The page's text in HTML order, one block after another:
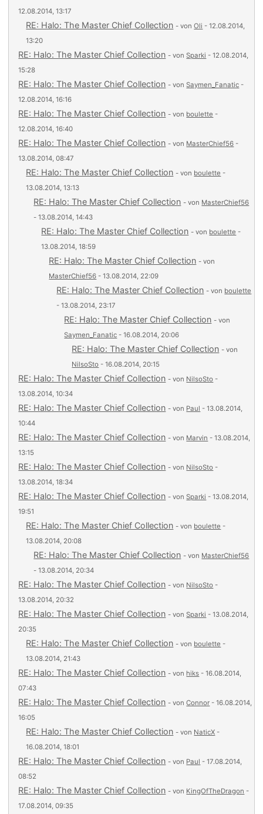
12.08.2014, 13:17
RE: Halo: The Master Chief Collection - vonOli - 12.08.2014,
13:20
RE: Halo: The Master Chief Collection - vonSparki - 12.08.2014,
15:28
RE: Halo: The Master Chief Collection - vonSaymen_Fanatic -
12.08.2014, 16:16
RE: Halo: The Master Chief Collection - von boulette -
12.08.2014, 16:40
RE: Halo: The Master Chief Collection - von MasterChief56 -
13.08.2014, 08:47
RE: Halo: The Master Chief Collection - von boulette -
13.08.2014, 13:13
RE: Halo: The Master Chief Collection - von MasterChief56
- 13.08.2014, 14:43
RE: Halo: The Master Chief Collection - von boulette -
13.08.2014, 18:59
RE: Halo: The Master Chief Collection - von
MasterChief56 - 13.08.2014, 22:09
RE: Halo: The Master Chief Collection - von boulette
- 13.08.2014, 23:17
RE: Halo: The Master Chief Collection - von
Saymen_Fanatic - 16.08.2014, 20:06
RE: Halo: The Master Chief Collection - von
NilsoSto - 16.08.2014, 20:15
RE: Halo: The Master Chief Collection - von NilsoSto -
13.08.2014, 10:34
RE: Halo: The Master Chief Collection - von Paul - 13.08.2014,
10:44
RE: Halo: The Master Chief Collection - von Marvin - 13.08.2014,
13:15
RE: Halo: The Master Chief Collection - von NilsoSto -
13.08.2014, 18:34
RE: Halo: The Master Chief Collection - vonSparki - 13.08.2014,
19:51
RE: Halo: The Master Chief Collection - von boulette -
13.08.2014, 20:08
RE: Halo: The Master Chief Collection - von MasterChief56
- 13.08.2014, 20:34
RE: Halo: The Master Chief Collection - von NilsoSto -
13.08.2014, 20:32
RE: Halo: The Master Chief Collection - vonSparki - 13.08.2014,
20:35
RE: Halo: The Master Chief Collection - von boulette -
13.08.2014, 21:43
RE: Halo: The Master Chief Collection - von hiks - 16.08.2014,
07:43
RE: Halo: The Master Chief Collection - vonConnor - 16.08.2014,
16:05
RE: Halo: The Master Chief Collection - von NaticX -
16.08.2014, 18:01
RE: Halo: The Master Chief Collection - von Paul - 17.08.2014,
08:52
RE: Halo: The Master Chief Collection - von KingOfTheDragon -
17.08.2014, 09:35